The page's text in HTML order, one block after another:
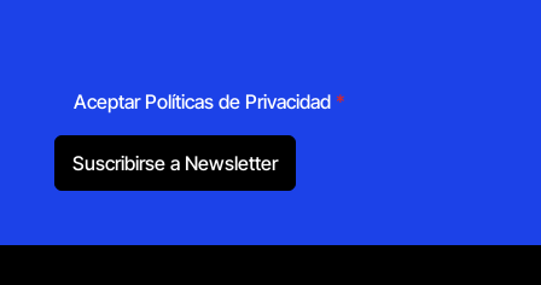
Aceptar Políticas de Privacidad *
Suscribirse a Newsletter